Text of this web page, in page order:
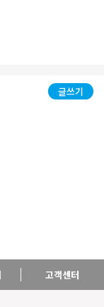
글쓰기
고객센터